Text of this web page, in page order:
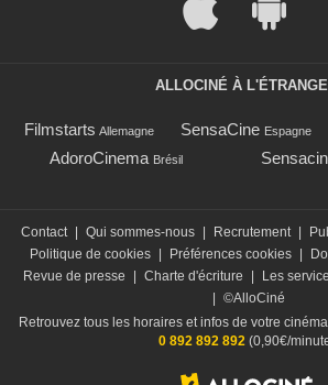
ALLOCINÉ À
Filmstarts Allemagne SensaCine Espagne
AdoroCinema Brésil
Contact Qui sommes-nous Recrutement
Politique de cookies
Préférences cookies
Revue de presse
Charte d'écriture Les
©AlloCiné
Retrouvez tous les horaires et infos de votre
0 892 892 892(0,90€/